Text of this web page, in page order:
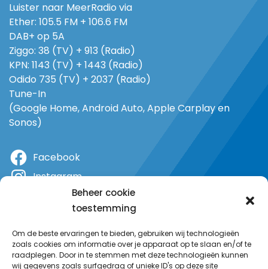
Beheer cookie
toestemming
Om de beste ervaringen te bieden, gebruiken wij technologieën
zoals cookies om informatie over je apparaat op te slaan en/of te
raadplegen. Door in te stemmen met deze technologieën kunnen
wij gegevens zoals surfgedrag of unieke ID's op deze site
Luister naar MeerRadio via
Ether: 105.5 FM + 106.6 FM
DAB+ op 5A
Ziggo: 38 (TV) + 913 (Radio)
KPN: 1143 (TV) + 1443 (Radio)
Odido 735 (TV) + 2037 (Radio)
Tune-In
(Google Home, Android Auto, Apple Carplay en
Sonos)
Facebook
Instagram
YouTube